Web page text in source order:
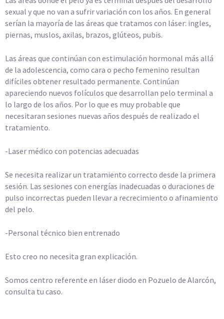
sexual y que no van a sufrir variación con los años. En general
serían la mayoría de las áreas que tratamos con láser: ingles,
piernas, muslos, axilas, brazos, glúteos, pubis.
Las áreas que continúan con estimulación hormonal más allá
de la adolescencia, como cara o pecho femenino resultan
difíciles obtener resultado permanente. Continúan
apareciendo nuevos folículos que desarrollan pelo terminal a
lo largo de los años. Por lo que es muy probable que
necesitaran sesiones nuevas años después de realizado el
tratamiento.
-Laser médico con potencias adecuadas
Se necesita realizar un tratamiento correcto desde la primera
sesión. Las sesiones con energías inadecuadas o duraciones de
pulso incorrectas pueden llevar a recrecimiento o afinamiento
del pelo.
-Personal técnico bien entrenado
Esto creo no necesita gran explicación.
Somos centro referente en láser diodo en Pozuelo de Alarcón,
consulta tu caso.